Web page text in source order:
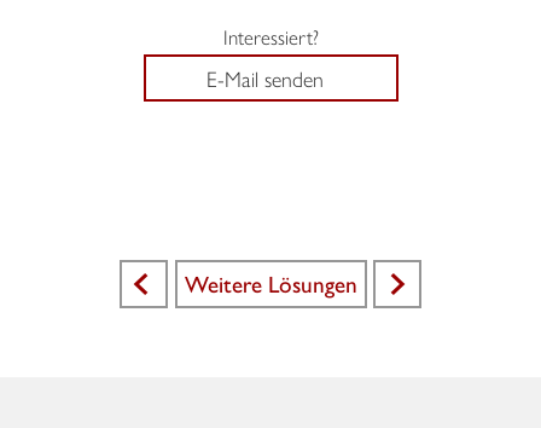
Interessiert?
E-Mail senden
Weitere Lösungen